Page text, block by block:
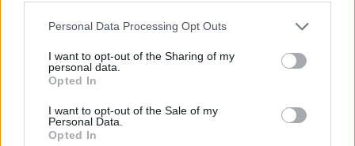
negar su consentimiento. Tenga en cuenta que algún
de su consentimiento, pero usted tiene el derecho de
rechazar tal procesamiento. Sus preferencias se aplicarán
cualquier momento entrando de nuevo en este sitio web o
visitando nuestra política de privacidad.
Personal Data Processing Opt Outs
I want to opt-out of the Sharing of my
personal data.
Opted In
I want to opt-out of the Sale of my
Personal Data.
Opted In